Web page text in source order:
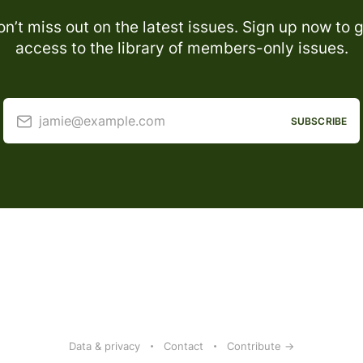
miss out on the latest issues. Sign up now to
access to the library of members-only issues.
jamie@example.com SUBSCRIBE
Data & privacy Contact Contribute →